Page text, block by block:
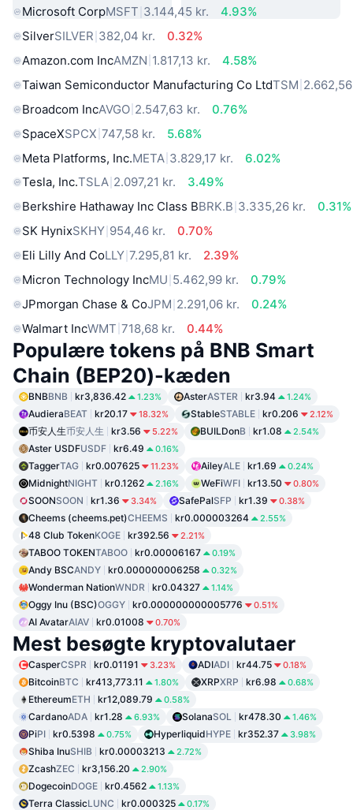
Microsoft CorpMSFT 3.144,45 kr.
4.93%
SilverSILVER 382,04 kr.
0.32%
Amazon.com IncAMZN 1.817,13 kr.
4.58%
Taiwan Semiconductor Manufacturing Co LtdTSM
Broadcom IncAVGO 2.547,63 kr.
0.76%
SpaceXSPCX 747,58 kr.
5.68%
Meta Platforms, Inc.META 3.829,17 kr.
6.02%
Tesla, Inc.TSLA 2.097,21 kr.
3.49%
Berkshire Hathaway Inc Class BBRK.B 3.335,26 kr.
0.31%
SK HynixSKHY 954,46 kr.
0.70%
Eli Lilly And CoLLY 7.295,81 kr.
2.39%
Micron Technology IncMU 5.462,99 kr.
0.79%
JPmorgan Chase & CoJPM 2.291,06 kr.
0.24%
Walmart IncWMT 718,68 kr. 0.44%
Populære tokens på BNB Smart
Chain (BEP20)-kæden
BNBBNB kr3,836.42 1.23% AsterASTER kr3.94 1.24%
AudieraBEAT kr20.17 18.32% StableSTABLE kr0.206 2.12%
币安人生币安人生 kr3.56 5.22% BUILDonB kr1.08 2.54%
Aster USDFUSDF kr6.49 0.16%
TaggerTAG kr0.007625 11.23% AileyALE kr1.69 0.24%
MidnightNIGHT kr0.1262 2.16% WeFiWFI kr13.50 0.80%
SOONSOON kr1.36 3.34% SafePalSFP kr1.39 0.38%
Cheems (cheems.pet)CHEEMS kr0.000003264 2.55%
48 Club TokenKOGE kr392.56 2.21%
TABOO TOKENTABOO kr0.00006167 0.19%
Andy BSCANDY kr0.000000006258 0.32%
Wonderman NationWNDR kr0.04327 1.14%
Oggy Inu (BSC)OGGY kr0.000000000005776 0.51%
AI AvatarAIAV kr0.01008 0.70%
Mest besøgte kryptovalutaer
CasperCSPR kr0.01191 3.23% ADIADI kr44.75 0.18%
BitcoinBTC kr413,773.11 1.80% XRPXRP kr6.98 0.68%
EthereumETH kr12,089.79 0.58%
CardanoADA kr1.28 6.93% SolanaSOL kr478.30 1.46%
PiPI kr0.5398 0.75% HyperliquidHYPE kr352.37 3.98%
Shiba InuSHIB kr0.00003213 2.72%
ZcashZEC kr3,156.20 2.90%
DogecoinDOGE kr0.4562 1.13%
Terra ClassicLUNC kr0.000325 0.17%